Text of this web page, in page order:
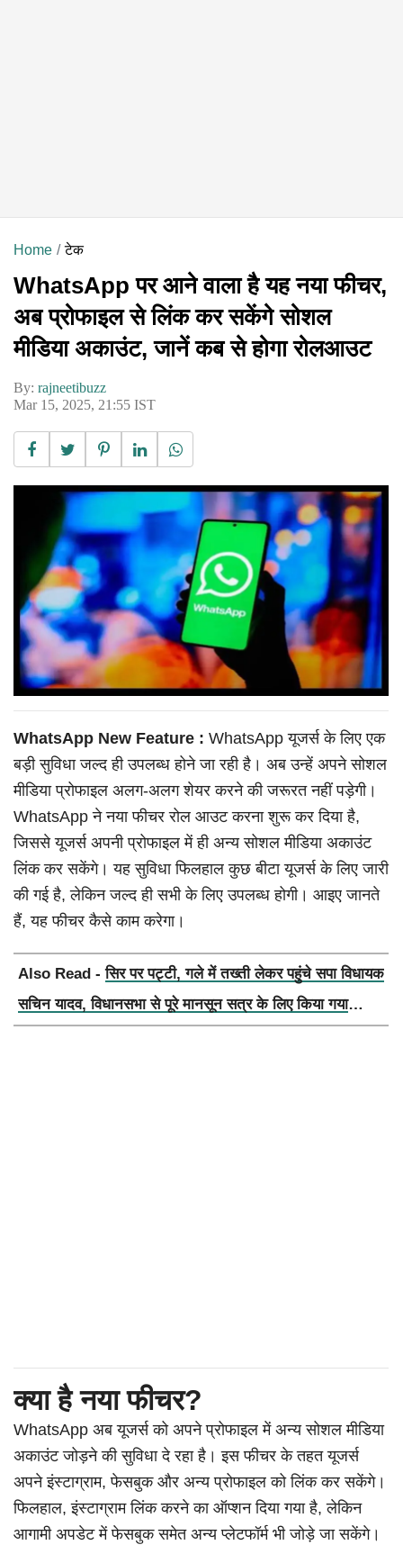
Home टेक
WhatsApp पर आने वाला है यह नया फीचर,
अब प्रोफाइल से लिंक कर सकेंगे सोशल
मीडिया अकाउंट, जानें कब से होगा रोलआउट
By: rajneetibuzz
Mar 15, 2025, 21:55 IST
WhatsApp New Feature : WhatsApp यूजर्स के लिए एक
बड़ी सुविधा जल्द ही उपलब्ध होने जा रही है। अब उन्हें अपने सोशल
मीडिया प्रोफाइल अलग-अलग शेयर करने की जरूरत नहीं पड़ेगी।
WhatsApp ने नया फीचर रोल आउट करना शुरू कर दिया है,
जिससे यूजर्स अपनी प्रोफाइल में ही अन्य सोशल मीडिया अकाउंट
लिंक कर सकेंगे। यह सुविधा फिलहाल कुछ बीटा यूजर्स के लिए जारी
की गई है, लेकिन जल्द ही सभी के लिए उपलब्ध होगी। आइए जानते
हैं, यह फीचर कैसे काम करेगा।
Also Read -सिर पर पट्टी, गले में तख्ती लेकर पहुंचे सपा विधायक
सचिन यादव, विधानसभा से पूरे मानसून सत्र के लिए किया गया
क्या है नया फीचर?
WhatsApp अब यूजर्स को अपने प्रोफाइल में अन्य सोशल मीडिया
अकाउंट जोड़ने की सुविधा दे रहा है। इस फीचर के तहत यूजर्स
अपने इंस्टाग्राम, फेसबुक और अन्य प्रोफाइल को लिंक कर सकेंगे।
फिलहाल, इंस्टाग्राम लिंक करने का ऑप्शन दिया गया है, लेकिन
आगामी अपडेट में फेसबुक समेत अन्य प्लेटफॉर्म भी जोड़े जा सकेंगे।